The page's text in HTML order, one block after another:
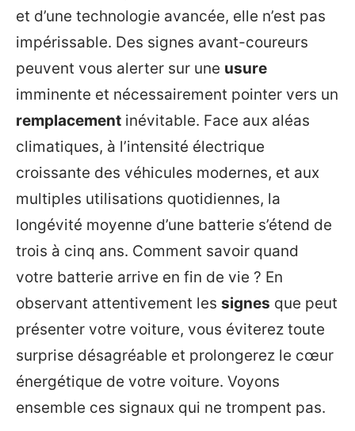
et d’une technologie avancée, elle n’est pas
impérissable. Des signes avant-coureurs
peuvent vous alerter sur une usure
imminente et nécessairement pointer vers un
remplacement inévitable. Face aux aléas
climatiques, à l’intensité électrique
croissante des véhicules modernes, et aux
multiples utilisations quotidiennes, la
longévité moyenne d’une batterie s’étend de
trois à cinq ans. Comment savoir quand
votre batterie arrive en fin de vie ? En
observant attentivement les signes que peut
présenter votre voiture, vous éviterez toute
surprise désagréable et prolongerez le cœur
énergétique de votre voiture. Voyons
ensemble ces signaux qui ne trompent pas.